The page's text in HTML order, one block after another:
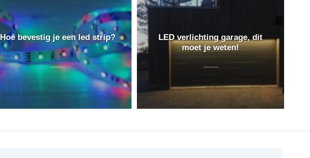
Hoe bevestig je een led strip?
LED verlichting garage, dit
moet je weten!